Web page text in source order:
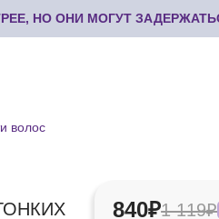
НО ОНИ МОГУТ
волос
840₽1 119₽